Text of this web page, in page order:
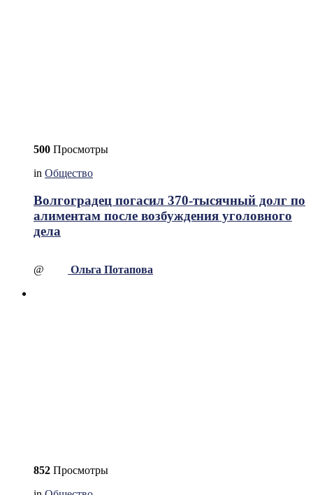
500 Просмотры
in Общество
Волгоградец погасил 370-тысячный долг по
алиментам после возбуждения уголовного
дела
@ Ольга Потапова
852 Просмотры